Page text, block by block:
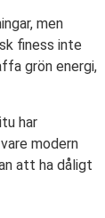
men
finess inte
grön energi,
har
modern
att ha dåligt